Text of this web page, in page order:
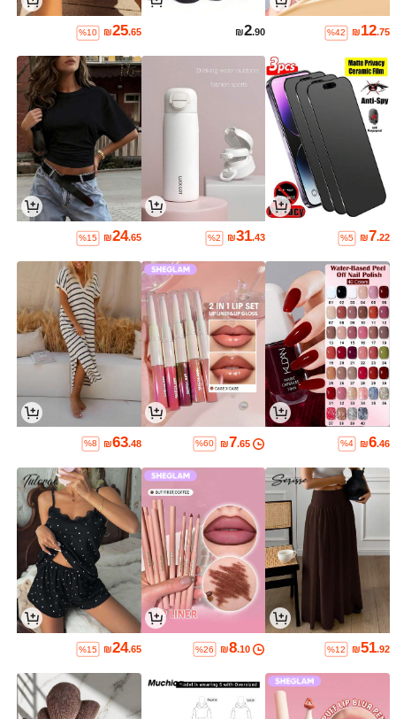
₪12.75
%42
₪2.90
₪25.65
%10
₪7.22
%5
₪31.43
%2
₪24.65
%15
₪6.46
%4
₪7.65
%60
₪63.48
%8
₪51.92
%12
₪8.10
%26
₪24.65
%15